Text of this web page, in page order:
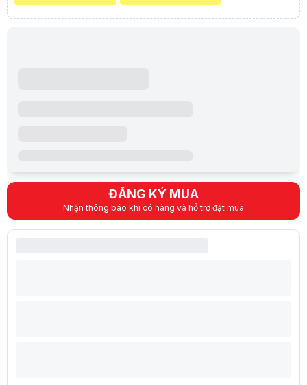
ĐĂNG KÝ MUA
Nhận thông báo khi có hàng và hỗ trợ đặt mua